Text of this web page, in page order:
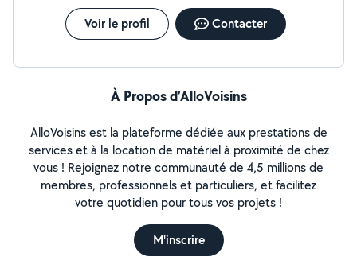
Voir le profil Contacter
À Propos d’AlloVoisins
AlloVoisins est la plateforme dédiée aux prestations de
services et à la location de matériel à proximité de chez
vous ! Rejoignez notre communauté de 4,5 millions de
membres, professionnels et particuliers, et facilitez
votre quotidien pour tous vos projets !
M'inscrire